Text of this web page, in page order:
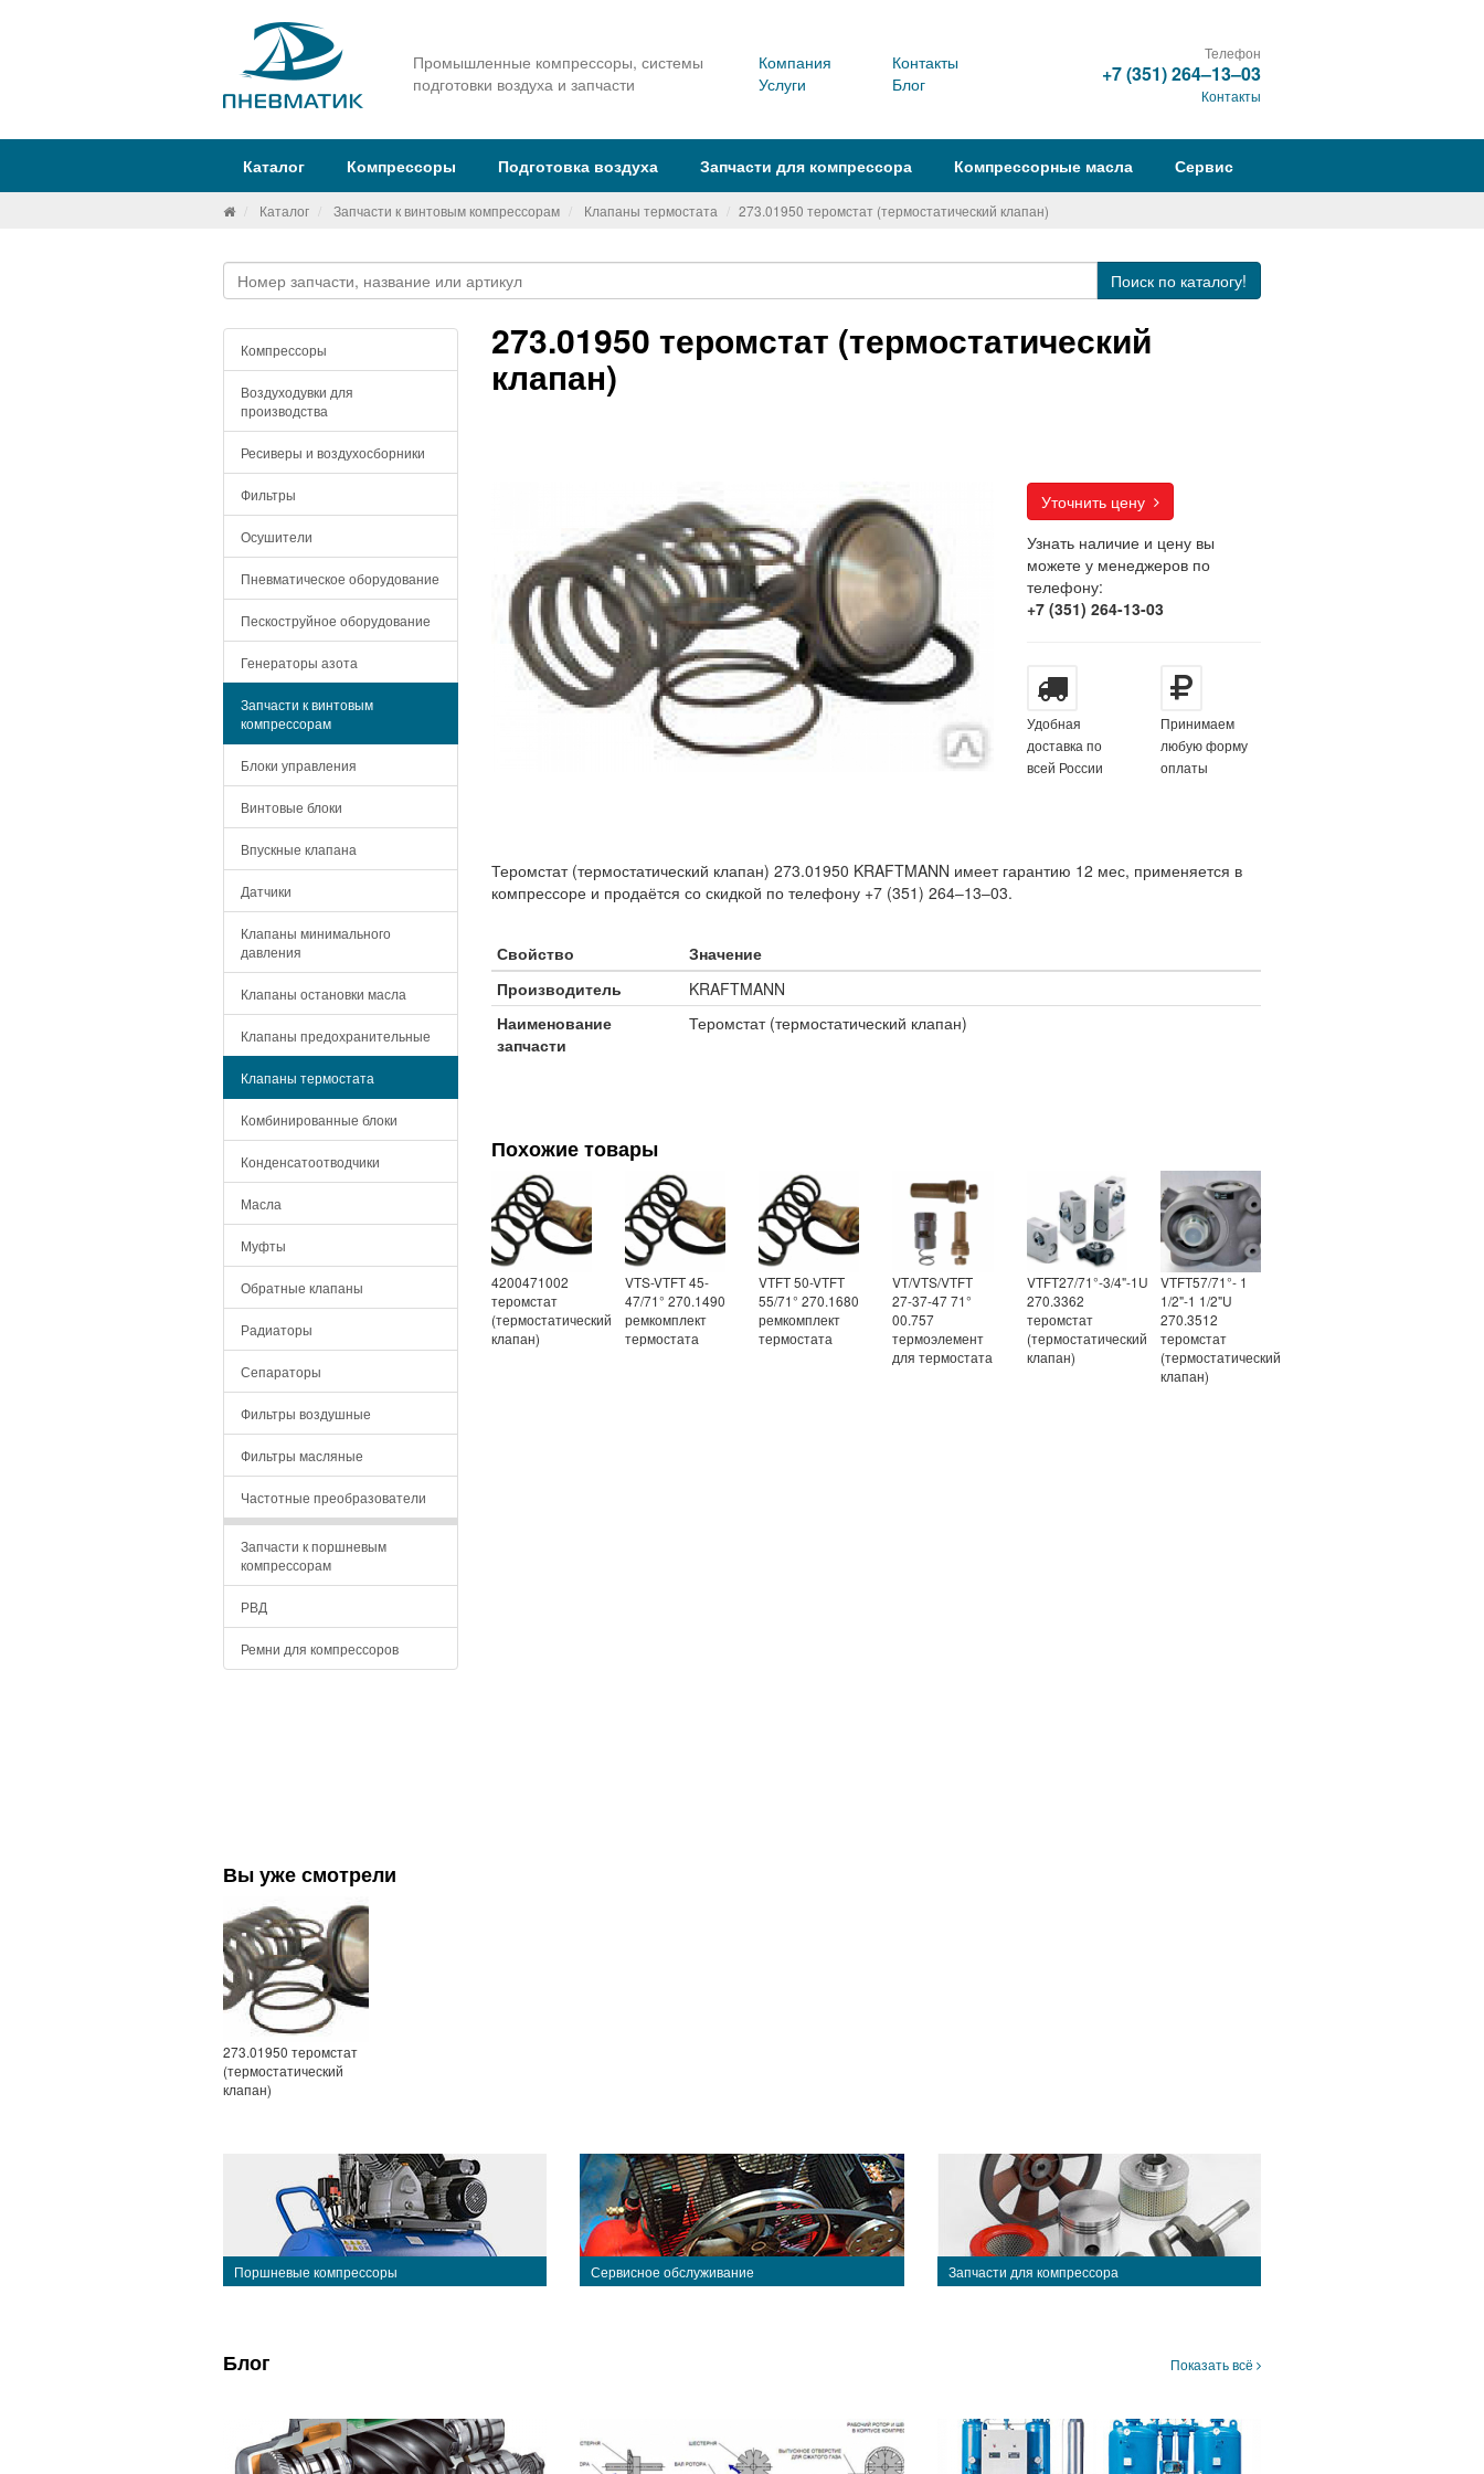
Промышленные компрессоры, системы
подготовки воздуха и запчасти
Компания
Услуги
Контакты
Блог
Телефон
+7 (351) 264‒13‒03
Контакты
Каталог Компрессоры Подготовка воздуха Запчасти для компрессора Компрессорные масла Сервис
Каталог Запчасти к винтовым компрессорам Клапаны термостата 273.01950 теромстат (термостатический клапан)
Поиск по каталогу!
Компрессоры
Воздуходувки для
производства
Ресиверы и воздухосборники
Фильтры
Осушители
Пневматическое оборудование
Пескоструйное оборудование
Генераторы азота
Запчасти к винтовым
компрессорам
Блоки управления
Винтовые блоки
Впускные клапана
Датчики
Клапаны минимального
давления
Клапаны остановки масла
Клапаны предохранительные
Клапаны термостата
Комбинированные блоки
Конденсатоотводчики
Масла
Муфты
Обратные клапаны
Радиаторы
Сепараторы
Фильтры воздушные
Фильтры масляные
Частотные преобразователи
Запчасти к поршневым
компрессорам
РВД
Ремни для компрессоров
273.01950 теромстат (термостатический
клапан)
Уточнить цену
Узнать наличие и цену вы
можете у менеджеров по
телефону:
+7 (351) 264-13-03
Удобная
доставка по
всей России
Принимаем
любую форму
оплаты
Теромстат (термостатический клапан) 273.01950 KRAFTMANN имеет гарантию 12 мес, применяется в
компрессоре и продаётся со скидкой по телефону +7 (351) 264‒13‒03.
Свойство
Значение
Производитель
KRAFTMANN
Наименование
запчасти
Теромстат (термостатический клапан)
Похожие товары
4200471002
теромстат
(термостатический
клапан)
VTS-VTFT 45-
47/71° 270.1490
ремкомплект
термостата
VTFT 50-VTFT
55/71° 270.1680
ремкомплект
термостата
VT/VTS/VTFT
27-37-47 71°
00.757
термоэлемент
для термостата
VTFT27/71°-3/4"-1U
270.3362
теромстат
(термостатический
клапан)
VTFT57/71°- 1
1/2"-1 1/2"U
270.3512
теромстат
(термостатический
клапан)
Вы уже смотрели
273.01950 теромстат
(термостатический
клапан)
Поршневые компрессоры Сервисное обслуживание Запчасти для компрессора
Блог Показать всё